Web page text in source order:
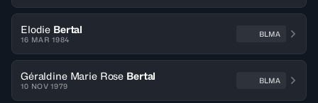
Elodie Bertal
16 MAR 1984
BLMA
Géraldine Marie Rose Bertal
10 NOV 1979
BLMA